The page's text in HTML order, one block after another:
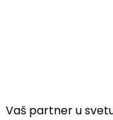
Vaš partner u